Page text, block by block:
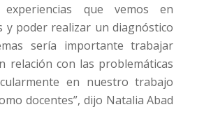
que vemos en
y poder realizar un diagnóstico
sería importante trabajar
relación con las problemáticas
en nuestro trabajo
docentes”, dijo Natalia Abad